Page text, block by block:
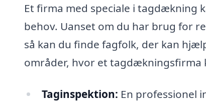
Et firma med speciale i tagdækning
behov. Uanset om du har brug for
så kan du finde fagfolk, der kan
områder, hvor et tagdækningsfirma
Taginspektion: En professionel